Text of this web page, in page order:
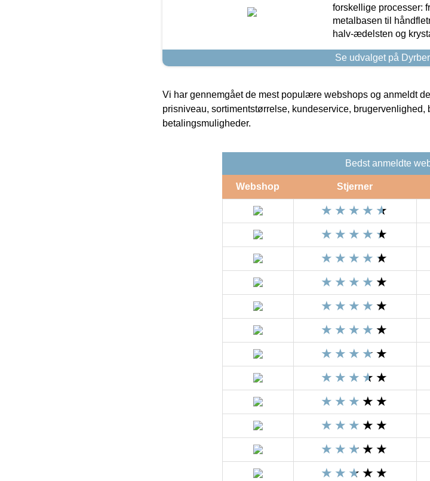
forskellige processer:
metalbasen til
halv-ædelsten og
Se udvalget på
Vi har gennemgået de mest populære webshops og anmeldt
prisniveau, sortimentstørrelse, kundeservice, brugervenlighed,
betalingsmuligheder.
Bedst anmeldte
Webshop Stjerner